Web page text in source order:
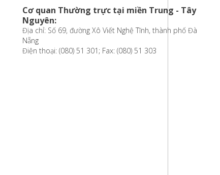
Cơ quan Thường trực tại miền Trung - Tây
Nguyên:
Địa chỉ: Số 69, đường Xô Viết Nghệ Tĩnh, thành phố Đà
Nẵng
Điện thoại: (080) 51 301; Fax: (080) 51 303